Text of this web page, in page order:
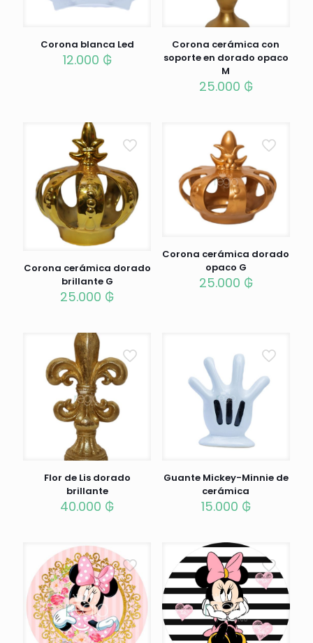
Corona blanca Led
12.000 ₲
Corona cerámica con
soporte en dorado opaco
M
25.000 ₲
Corona cerámica dorado
brillante G
25.000 ₲
Corona cerámica dorado
opaco G
25.000 ₲
Flor de Lis dorado
brillante
40.000 ₲
Guante Mickey-Minnie de
cerámica
15.000 ₲